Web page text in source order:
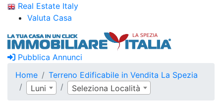
Real Estate Italy
Valuta Casa
Pubblica Annunci
Home
Terreno Edificabile in Vendita La Spezia
Luni
Seleziona Località